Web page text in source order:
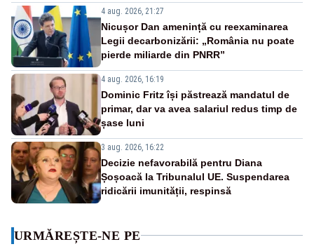
4 aug. 2026, 21:27
Nicușor Dan amenință cu reexaminarea
Legii decarbonizării: „România nu poate
pierde miliarde din PNRR”
4 aug. 2026, 16:19
Dominic Fritz își păstrează mandatul de
primar, dar va avea salariul redus timp de
șase luni
3 aug. 2026, 16:22
Decizie nefavorabilă pentru Diana
Șoșoacă la Tribunalul UE. Suspendarea
ridicării imunității, respinsă
URMĂREȘTE-NE PE